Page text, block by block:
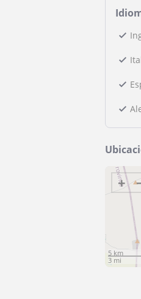
+
5 km
3 mi